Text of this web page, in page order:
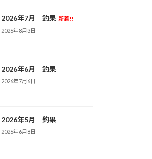
2026年7月 釣果 新着!!
2026年8月3日
2026年6月 釣果
2026年7月6日
2026年5月 釣果
2026年6月8日